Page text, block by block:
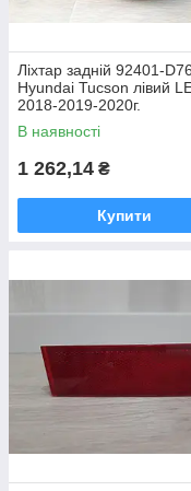
Ліхтар задній 92401-
Hyundai Tucson лівий
2018-2019-2020г.
В наявності
1 262,14 ₴
Купити